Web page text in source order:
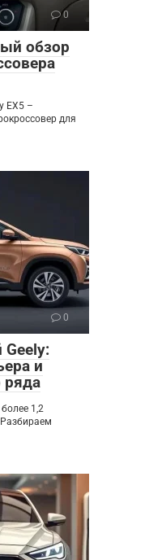
0
обзор
EX5 –
для
0
и
ряда
1,2